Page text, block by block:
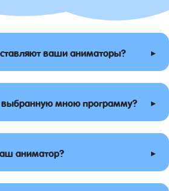
ваши аниматоры? ▸
выбранную мною программу? ▸
аниматор? ▸